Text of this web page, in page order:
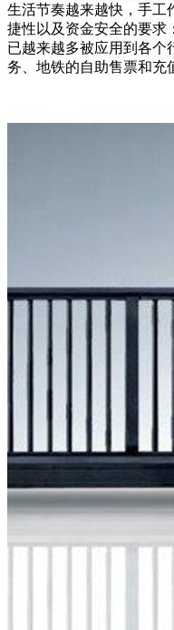
生活节奏越来越快，手工
捷性以及资金安全的要求
已越来越多被应用到各个
务、地铁的自助售票和充